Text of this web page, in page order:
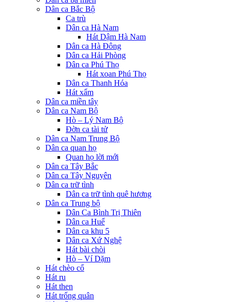
Dân ca Bắc Bộ
Ca trù
Dân ca Hà Nam
Hát Dậm Hà Nam
Dân ca Hà Đông
Dân ca Hải Phòng
Dân ca Phú Thọ
Hát xoan Phú Thọ
Dân ca Thanh Hóa
Hát xẩm
Dân ca miền tây
Dân ca Nam Bộ
Hò – Lý Nam Bộ
Đờn ca tài tử
Dân ca Nam Trung Bộ
Dân ca quan họ
Quan họ lời mới
Dân ca Tây Bắc
Dân ca Tây Nguyên
Dân ca trữ tình
Dân ca trữ tình quê hương
Dân ca Trung bộ
Dân Ca Bình Trị Thiên
Dân ca Huế
Dân ca khu 5
Dân ca Xứ Nghệ
Hát bài chòi
Hò – Ví Dặm
Hát chèo cổ
Hát ru
Hát then
Hát trống quân